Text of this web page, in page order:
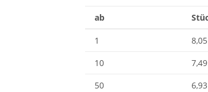
ab
1
10
50